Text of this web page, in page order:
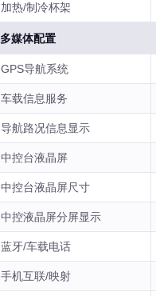
加热/制冷杯架
多媒体配置
GPS导航系统
车载信息服务
导航路况信息显示
中控台液晶屏
中控台液晶屏尺寸
中控液晶屏分屏显示
蓝牙/车载电话
手机互联/映射